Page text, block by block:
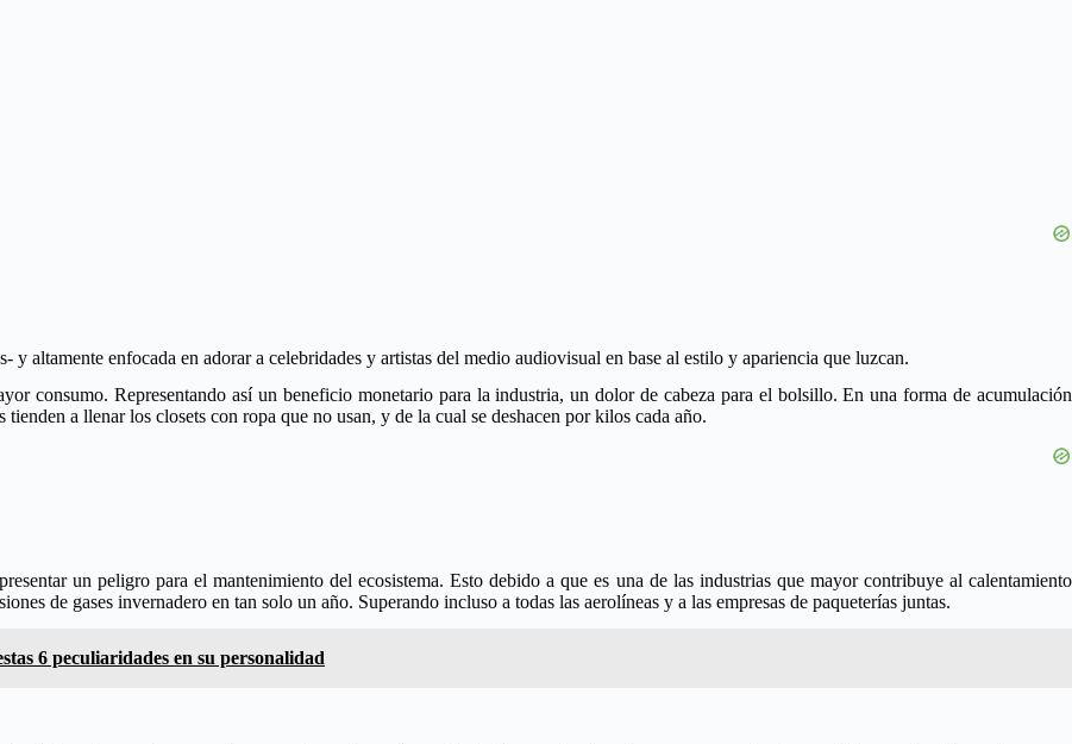
altamente enfocada en adorar a celebridades y artistas del medio audiovisual en base al estilo y apariencia que luzcan.
consumo. Representando así un beneficio monetario para la industria, un dolor de cabeza para el bolsillo. En una forma de acumulación
a llenar los closets con ropa que no usan, y de la cual se deshacen por kilos cada año.
un peligro para el mantenimiento del ecosistema. Esto debido a que es una de las industrias que mayor contribuye al calentamiento
de gases invernadero en tan solo un año. Superando incluso a todas las aerolíneas y a las empresas de paqueterías juntas.
6 peculiaridades en su personalidad